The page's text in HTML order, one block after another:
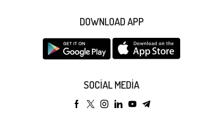
DOWNLOAD APP
SOCIAL MEDIA